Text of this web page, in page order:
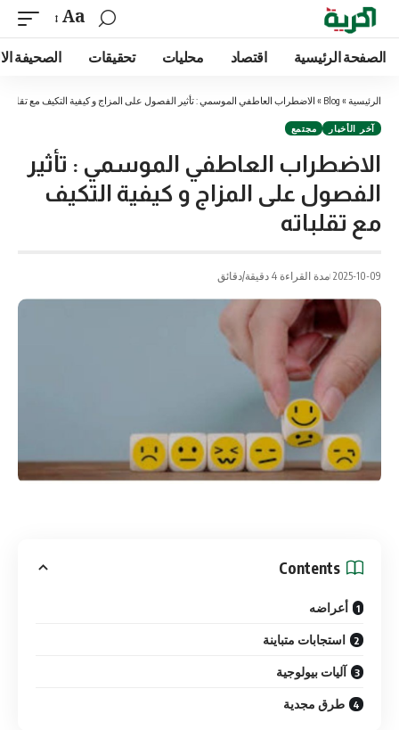
Aa
الصفحة الرئيسية اقتصاد محليات تحقيقات الصحيفة
الرئيسية »
Blog
» الاضطراب العاطفي الموسمي : تأثير الفصول على المزاج و كيفية التكيف مع تقلباته
آخر الأخبار مجتمع
الاضطراب العاطفي الموسمي : تأثير
الفصول على المزاج و كيفية التكيف
مع تقلباته
2025-10-09 مدة القراءة 4 دقيقة/دقائق
Contents
أعراضه
استجابات متباينة
آليات بيولوجية
طرق مجدية